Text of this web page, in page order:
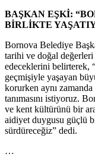
BAŞKAN EŞKİ:
BİRLİKTE
Bornova Belediye
tarihi ve doğal
edeceklerini belirterek,
geçmişiyle yaşayan
korurken aynı zamanda
tanımasını istiyoruz.
ve kent kültürünü bir
aidiyet duygusu güçlü
sürdüreceğiz” dedi.
…